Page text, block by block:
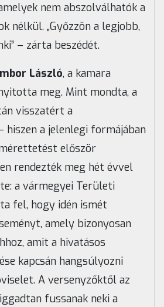
nem abszolválhatók a
nélkül. „Győzzön a legjobb,
– zárta beszédét.
László, a kamara
meg. Mint mondta, a
visszatért a
hiszen a jelenlegi formájában
először
rendezték meg hét évvel
a vármegyei Területi
fel, hogy idén ismét
amely bizonyosan
amit a hivatásos
kapcsán hangsúlyozni
A versenyzőktől az
fussanak neki a